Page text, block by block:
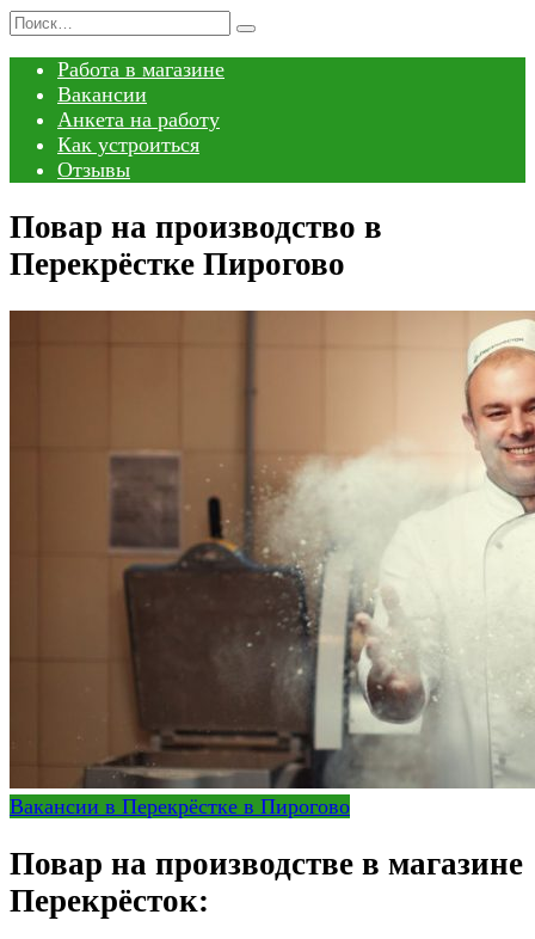
Перейти
содержанию
Search
Работа в магазине
Вакансии
Анкета на работу
Как устроиться
Отзывы
Повар на производство в
Перекрёстке Пирогово
Вакансии в Перекрёстке в Пирогово
Повар на производстве в магазине
Перекрёсток: